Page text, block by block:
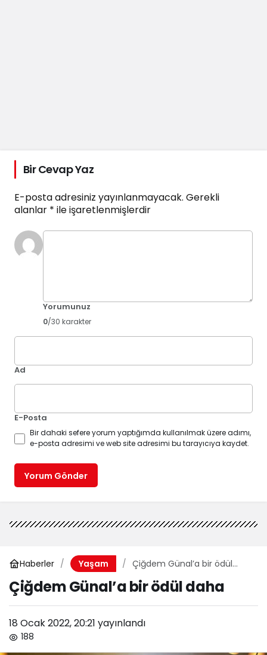
Bir Cevap Yaz
E-posta adresiniz yayınlanmayacak. Gerekli
alanlar * ile işaretlenmişlerdir
Yorumunuz
0/30 karakter
Ad
E-Posta
Bir dahaki sefere yorum yaptığımda kullanılmak üzere adımı,
e-posta adresimi ve web site adresimi bu tarayıcıya kaydet.
Yorum Gönder
Haberler Yaşam
Çiğdem Günal’a bir ödül
Çiğdem Günal’a bir ödül daha
18 Ocak 2022, 20:21 yayınlandı
188